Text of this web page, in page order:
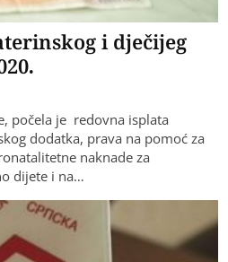
i dječijeg
počela je redovna isplata
dodatka, prava na pomoć za
naknade za
dijete i na…